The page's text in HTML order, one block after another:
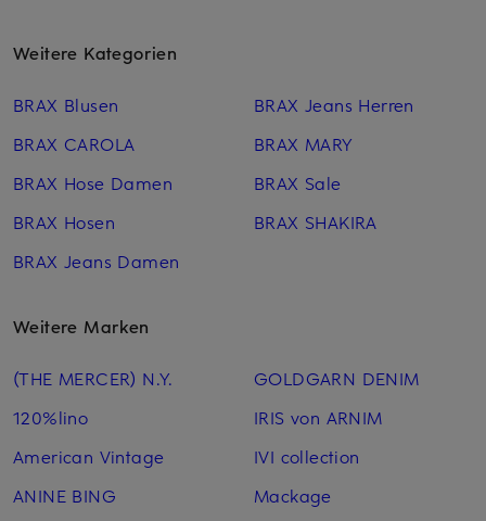
Weitere Kategorien
BRAX Blusen
BRAX CAROLA
BRAX Hose Damen
BRAX Hosen
BRAX Jeans Damen
BRAX Jeans Herren
BRAX MARY
BRAX Sale
BRAX SHAKIRA
Weitere Marken
(THE MERCER) N.Y.
120%lino
American Vintage
ANINE BING
GOLDGARN DENIM
IRIS von ARNIM
IVI collection
Mackage